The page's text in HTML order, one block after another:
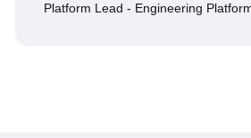
Platform Lead - Engineering